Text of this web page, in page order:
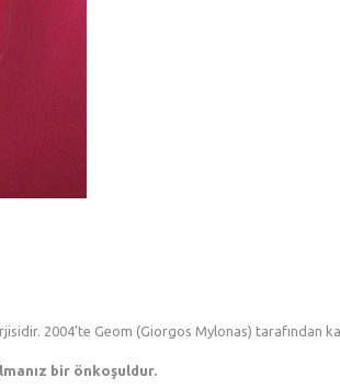
2004’te Geom (Giorgos Mylonas) tarafından
bir önkoşuldur.